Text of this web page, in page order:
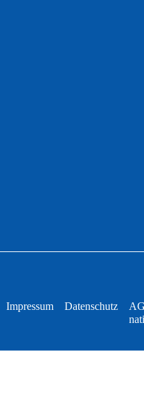
Impressum Datenschutz